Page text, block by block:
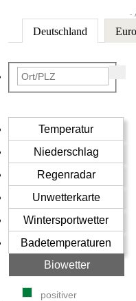
Deutschland
Temperatur
Niederschlag
Regenradar
Unwetterkarte
Wintersportwetter
Badetemperaturen
Biowetter
positiver